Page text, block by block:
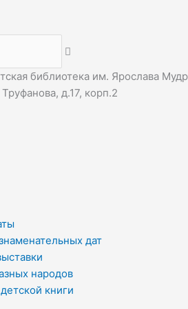
библиотека им. Ярослава
д.17, корп.2
дат
народов
книги